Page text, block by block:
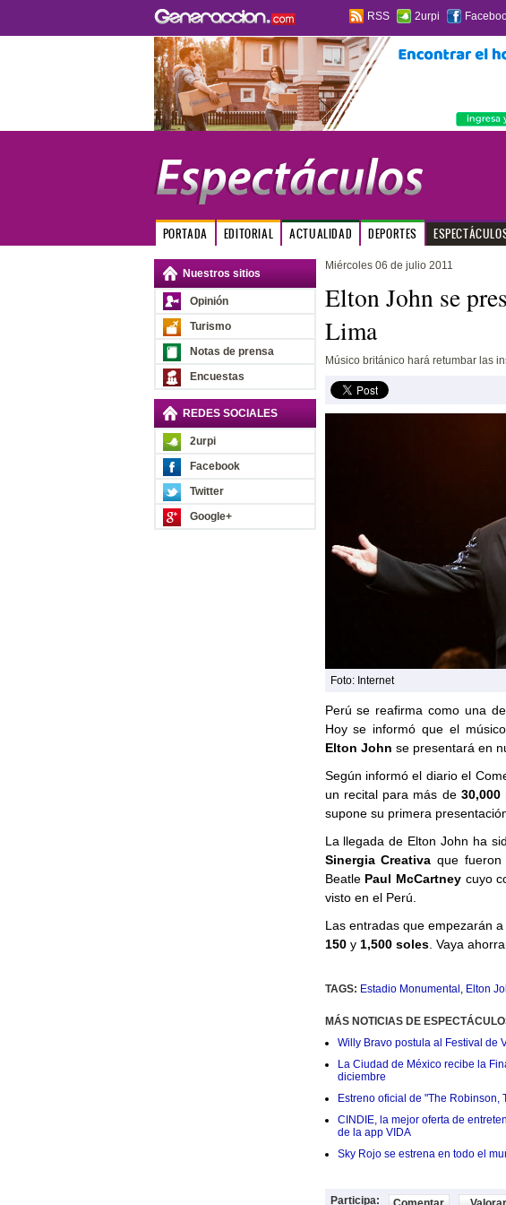
RSS 2urpi
PORTADA EDITORIAL ACTUALIDAD DEPORTES
Nuestros sitios
Opinión
Turismo
Notas de prensa
Encuestas
REDES SOCIALES
2urpi
Facebook
Twitter
Google+
Miércoles 06 de julio 2011
Elton John se
Lima
Músico británico hará retumbar las
Foto: Internet
Perú se reafirma como una
Hoy se informó que el
Elton John se presentará en
Según informó el diario el
un recital para más de 30,000
supone su primera
La llegada de Elton John ha
Sinergia Creativa que fueron
Beatle Paul McCartneycuyo
visto en el Perú.
Las entradas que empezarán
150y 1,500 soles. Vaya
TAGS: Estadio Monumental , Elton
MÁS NOTICIAS DE
Willy Bravo postula al Festival de
La Ciudad de México recibe la
diciembre
Estreno oficial de "The
CINDIE, la mejor oferta de
de la app VIDA
Sky Rojo se estrena en todo el
Participa: